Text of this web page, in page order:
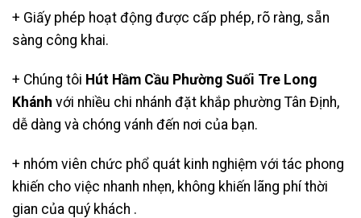
+ Giấy phép hoạt động được cấp phép, rõ ràng, sẵn
sàng công khai.
+ Chúng tôi Hút Hầm Cầu Phường Suối Tre Long
Khánh với nhiều chi nhánh đặt khắp phường Tân Định,
dễ dàng và chóng vánh đến nơi của bạn.
+ nhóm viên chức phổ quát kinh nghiệm với tác phong
khiến cho việc nhanh nhẹn, không khiến lãng phí thời
gian của quý khách .